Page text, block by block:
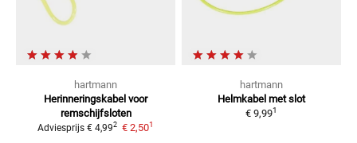
hartmann
Herinneringskabel voor
remschijfsloten
Adviesprijs € 4,992 € 2,501
hartmann
Helmkabel met slot
€ 9,991